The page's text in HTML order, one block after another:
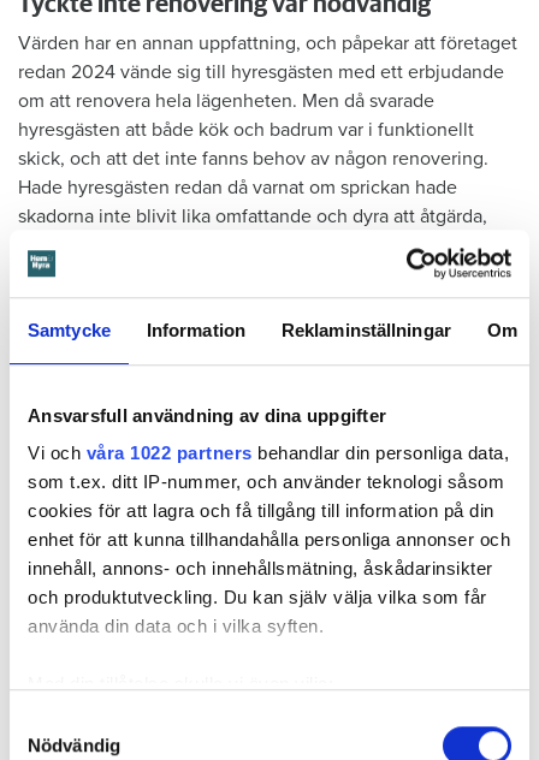
Samtycke Information Reklaminställningar Om
Ansvarsfull användning av dina uppgifter
Vi och våra 1022 partners behandlar din personliga data,
som t.ex. ditt IP-nummer, och använder teknologi såsom
cookies för att lagra och få tillgång till information på din
enhet för att kunna tillhandahålla personliga annonser och
innehåll, annons- och innehållsmätning, åskådarinsikter
och produktutveckling. Du kan själv välja vilka som får
använda din data och i vilka syften.
som kan ha en noggrannhet på upp till flera meter
Nödvändig
Värden har en annan uppfattning, och påpekar att företaget
redan 2024 vände sig till hyresgästen med ett erbjudande
om att renovera hela lägenheten. Men då svarade
hyresgästen att både kök och badrum var i funktionellt
skick, och att det inte fanns behov av någon renovering.
Hade hyresgästen redan då varnat om sprickan hade
skadorna inte blivit lika omfattande och dyra att åtgärda,
menar värden.
Hyresnämndengick på värdens linje och beslutade att
kontraktet skulle upphöra från sista januari 2026.
medföra större problem, menar hyresnämnden.
Får mer tid på sig att flytta
Beslutet överklagades till Svea hovrätt som nu har kommit
med ett beslut. Den enda ändringen är att hyresgästen får
längre tid på sig att flytta – något som hyresvärden inför
domen sagt sig villig att gå med på. Innan 2 november i år
ska hyresgästen ha flyttat ut.